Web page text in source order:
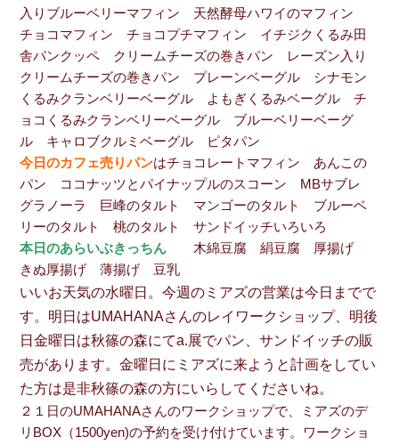
入りブルーベリーマフィン 天然酵母ハワイのマフィン
チョコマフィン チョコプチマフィン イチジクくるみ田
舎パンクッペ クリームチーズの巻きパン レーズン入り
クリームチーズの巻きパン プレーンベーグル シナモン
くるみクランベリーベーグル よもぎくるみベーグル チ
ョコくるみクランベリーベーグル ブルーベリーベーグ
ル キャロブクルミベーグル ピタパン
今日のカフェ売りパンはチョコレートマフィン あんこの
パン ココナッツとパイナップルのスコーン MBサブレ
グラノーラ 巨峰のタルト マンゴーのタルト ブルーベ
リーのタルト 桃のタルト サンドイッチいろいろ
本日のあらいぶきっちん 木綿豆腐 絹豆腐 厚揚げ
きぬ厚揚げ 薄揚げ 豆乳
いいお天気の水曜日。今週のミアズの営業は今日までで
す。明日はUMAHANAさんのレイワークショップ、明後
日金曜日は秋篠の森にてa.展でパン、サンドイッチの販
売があります。金曜日にミアズに来ようと計画をしてい
た方は是非秋篠の森の方にいらしてくださいね。
２１日のUMAHANAさんのワークショップで、ミアズのデ
リBOX（1500yen)の予約を受け付けています。ワークショ